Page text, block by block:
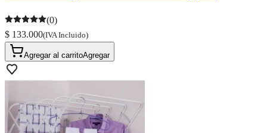
(0)
$ 133.000(IVA Incluido)
Agregar al carritoAgregar